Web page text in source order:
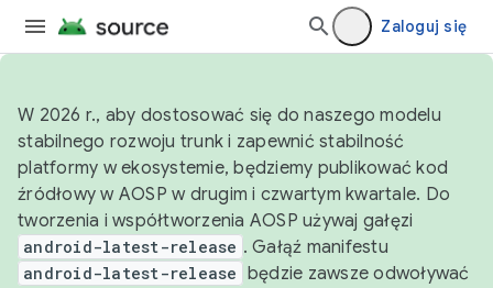
Zaloguj się
W 2026 r., aby dostosować się do naszego modelu
stabilnego rozwoju trunk i zapewnić stabilność
platformy w ekosystemie, będziemy publikować kod
źródłowy w AOSP w drugim i czwartym kwartale. Do
tworzenia i współtworzenia AOSP używaj gałęzi
android-latest-release . Gałąź manifestu
android-latest-release będzie zawsze odwoływać